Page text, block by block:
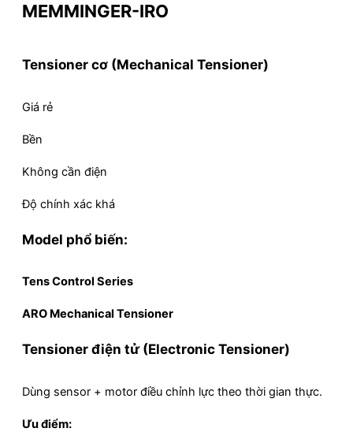
MEMMINGER-IRO
Tensioner cơ (Mechanical Tensioner)
Giá rẻ
Bền
Không cần điện
Độ chính xác khá
Model phổ biến:
Tens Control Series
ARO Mechanical Tensioner
Tensioner điện tử (Electronic Tensioner)
Dùng sensor + motor điều chỉnh lực theo thời gian thực.
Ưu điểm: